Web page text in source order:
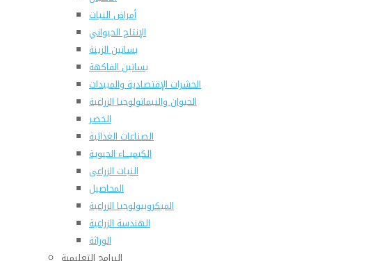
أمراض النبات
الإنتاج الحيواني
بساتين الزينة
بساتين الفاكهة
الحشرات الإقتصادية والمبيدات
الحيوان والنيماتولوجيا الزراعية
الخضر
الصناعات الغذائية
الكيميـــاء الحيوية
النبات الزراعى
المحاصيل
الميكروبيولوجيا الزراعية
الهندسة الزراعية
الوراثة